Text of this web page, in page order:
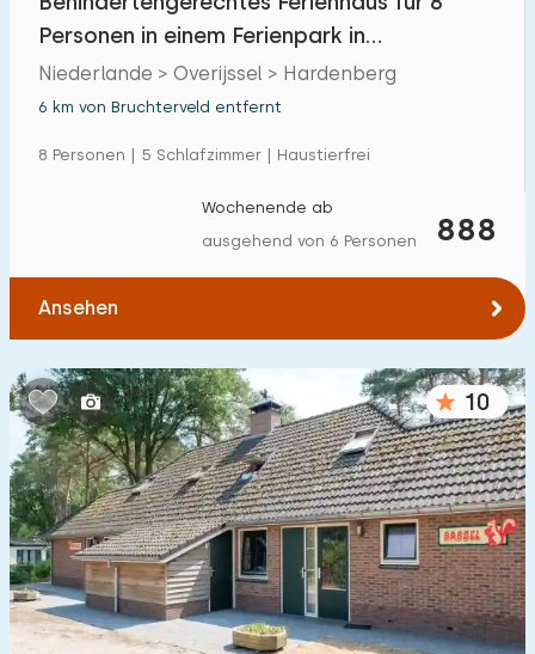
Personen in einem Ferienpark in
Hardenberg
Niederlande > Overijssel > Hardenberg
6 km von Bruchterveld entfernt
8 Personen | 5 Schlafzimmer | Haustierfrei
888
Wochenende ab
ausgehend von 6 Personen
Ansehen
10